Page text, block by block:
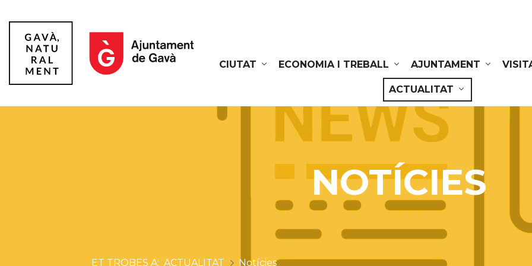
CIUTAT
ECONOMIA I TREBALL AJUNTAMENT
ACTUALITAT
NOTÍCIES
ACTUALITAT Notícies